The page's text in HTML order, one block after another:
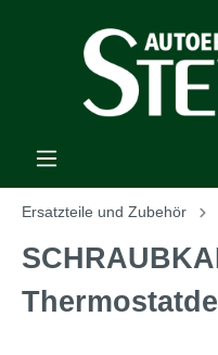
Ersatzteile und Zubehör